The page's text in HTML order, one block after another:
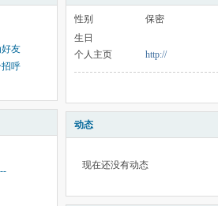
友
呼
--
性别
保密
生日
个人主页
http://
动态
现在还没有动态